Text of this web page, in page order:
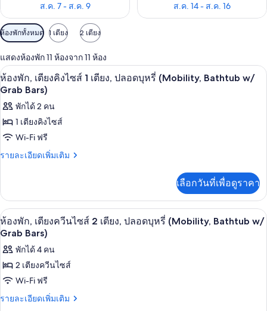
ส.ค. 7 - ส.ค. 9
ส.ค. 14 - ส.ค. 16
ตัว
กรอง
ที่
มี
ให้
สำหรับ
ห้อง
พัก
ห้องพักทั้งหมด 1 เตียง 2 เตียง
แสดงห้องพัก 11 ห้องจาก 11 ห้อง
เปิด
ภาพถ่าย
ทั้งหมด
ของ
ห้อง
พัก,
คิง
ไซส์
1
เตียง,
ปลอด
บุหรี่
(Mobility,
ตู้นิรภัยในห้องพัก, โต๊ะทำงาน, ผ้าม่าน
1
ห้องพัก, เตียงคิงไซส์ 1 เตียง, ปลอดบุหรี่ (Mobility, Bathtub w/
Grab Bars)
พักได้ 2 คน
1 เตียงคิงไซส์
Wi-Fi ฟรี
รายละเอียดเพิ่มเติม
ราย
เกี่ยว
กับ
ห้อง
พัก,
คิง
ไซส์
เตียง,
ปลอด
บุหรี่
เลือกวันที่เพื่อดูราคา
เปิด
ภาพถ่าย
ทั้งหมด
ของ
ห้อง
พัก,
ตู้นิรภัยในห้องพัก, โต๊ะทำงาน, ผ้าม่าน
1
ห้องพัก, เตียงควีนไซส์ 2 เตียง, ปลอดบุหรี่ (Mobility, Bathtub w/
Grab Bars)
พักได้ 4 คน
2 เตียงควีนไซส์
Wi-Fi ฟรี
รายละเอียดเพิ่มเติม
ราย